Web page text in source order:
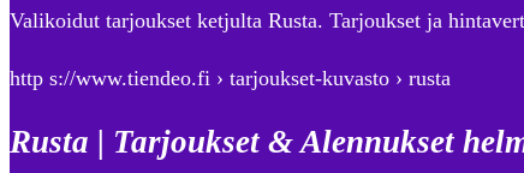
Valikoidut tarjoukset ketjulta Rusta. Tarjoukset ja
http s://www.tiendeo.fi › tarjoukset-kuvasto › rusta
Rusta | Tarjoukset & Alennukset